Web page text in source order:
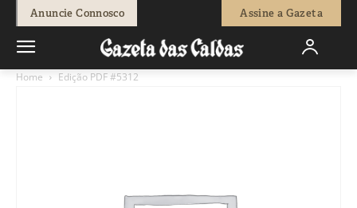
Anuncie Connosco Assine a Gazeta
Home Edição PDF #5312